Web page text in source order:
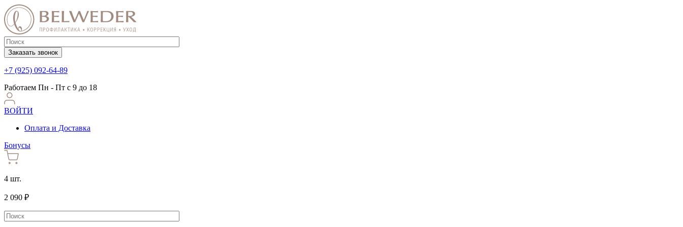
Заказать звонок
+7 (925) 092-64-89
Работаем Пн - Пт с 9 до 18
ВОЙТИ
Оплата и Доставка
Бонусы
4 шт.
2 090 ₽